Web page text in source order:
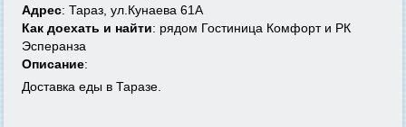
Адрес: Тараз, ул.Кунаева 61А
Как доехать и найти: рядом Гостиница Комфорт и РК
Эсперанза
Описание:
Доставка еды в Таразе.